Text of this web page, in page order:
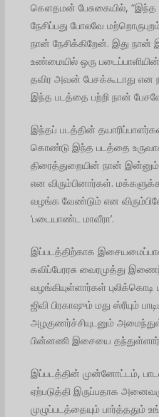
கெளதமன் பேசுகையில்,
நேசிப்பது போலவே
நான் நேசிக்கிறேன். இது நான்
உண்மையில் ஒரு
தவிர அவன் பேசக்கூடாது
இந்த படத்தை பற்றி நான்
இந்தப் படத்தின்
கொண்டு இந்த படத்தை
திரைத்துறையின் நான்
என விரும்பினார்கள்.
வழங்க வேண்டும் என
‘படையாண்ட மாவீரா’.
இப்படத்திற்காக
கவிப்பேரரசு வைரமுத்து
வழங்கியுள்ளார்கள் புலிக்கொடி
ஜிவி பிரகாஷும் மது ஸ்ரீயும்
அழகுணர்ச்சியுடனும்
பின்னணி இசையை
இப்படத்தின் முன்னோட்டம்,
ஏற்படுத்தி இருப்பதாக
முழுப்படத்தையும் பார்த்ததும்